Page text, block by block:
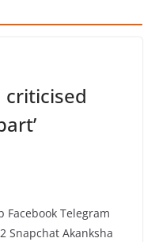
criticised
Facebook Telegram
Snapchat Akanksha